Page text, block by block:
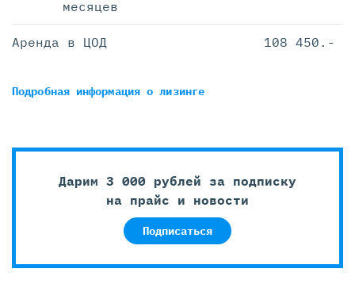
месяцев
Аренда в ЦОД 108 450.-
Подробная информацияо лизинге
Дарим 3 000 рублей за подписку
на прайс и новости
Подписаться